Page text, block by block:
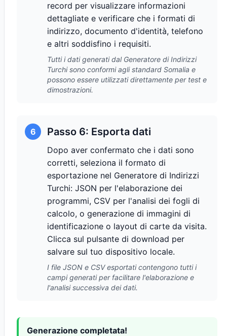
record per visualizzare informazioni
dettagliate e verificare che i formati di
indirizzo, documento d'identità, telefono
e altri soddisfino i requisiti.
Tutti i dati generati dal Generatore di Indirizzi
Turchi sono conformi agli standard Somalia e
possono essere utilizzati direttamente per test e
dimostrazioni.
6 Passo 6: Esporta dati
Dopo aver confermato che i dati sono
corretti, seleziona il formato di
esportazione nel Generatore di Indirizzi
Turchi: JSON per l'elaborazione dei
programmi, CSV per l'analisi dei fogli di
calcolo, o generazione di immagini di
identificazione o layout di carte da visita.
Clicca sul pulsante di download per
salvare sul tuo dispositivo locale.
I file JSON e CSV esportati contengono tutti i
campi generati per facilitare l'elaborazione e
l'analisi successiva dei dati.
Generazione completata!